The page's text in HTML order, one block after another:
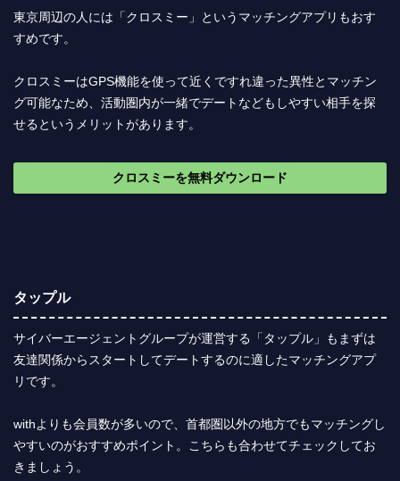
東京周辺の人には「クロスミー」というマッチングアプリもおす
すめです。
クロスミーはGPS機能を使って近くですれ違った異性とマッチン
グ可能なため、活動圏内が一緒でデートなどもしやすい相手を探
せるというメリットがあります。
クロスミーを無料ダウンロード
タップル
サイバーエージェントグループが運営する「タップル」もまずは
友達関係からスタートしてデートするのに適したマッチングアプ
リです。
withよりも会員数が多いので、首都圏以外の地方でもマッチングし
やすいのがおすすめポイント。こちらも合わせてチェックしてお
きましょう。